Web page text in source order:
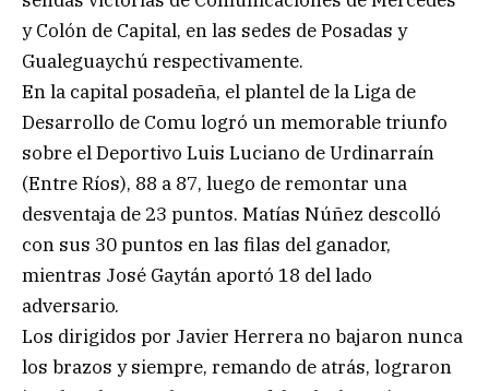
y Colón de Capital, en las sedes de Posadas y
Gualeguaychú respectivamente.
En la capital posadeña, el plantel de la Liga de
Desarrollo de Comu logró un memorable triunfo
sobre el Deportivo Luis Luciano de Urdinarraín
(Entre Ríos), 88 a 87, luego de remontar una
desventaja de 23 puntos. Matías Núñez descolló
con sus 30 puntos en las filas del ganador,
mientras José Gaytán aportó 18 del lado
adversario.
Los dirigidos por Javier Herrera no bajaron nunca
los brazos y siempre, remando de atrás, lograron